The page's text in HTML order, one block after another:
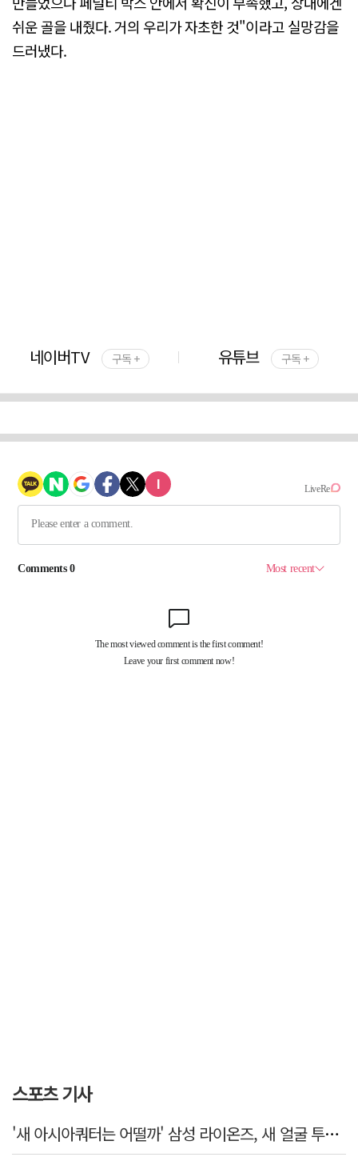
쉬운 골을 내줬다. 거의 우리가 자초한 것"이라고 실망감을
드러냈다.
네이버TV 구독 + 유튜브 구독 +
스포츠 기사
'새 아시아쿼터는 어떨까' 삼성 라이온즈, 새 얼굴 투수 미야모리 영입